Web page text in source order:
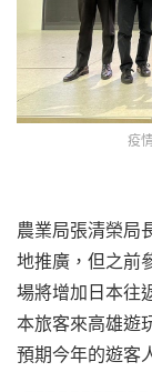
疫
農業局張清榮局
地推廣，但之前
場將增加日本往
本旅客來高雄遊
預期今年的遊客